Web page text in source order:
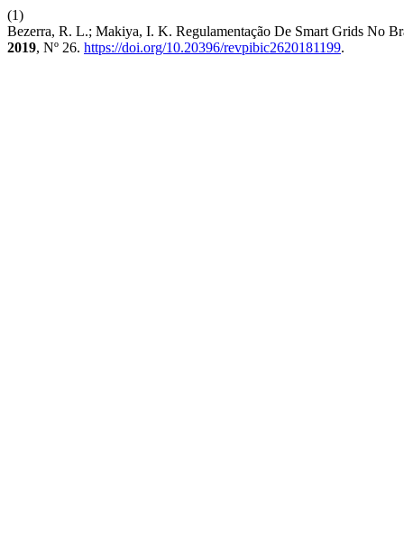
(1)
Bezerra, R. L.; Makiya, I. K. Regulamentação De Smart Grids No
2019, Nº 26. https://doi.org/10.20396/revpibic2620181199.